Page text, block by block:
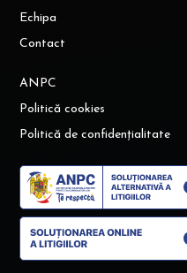
Echipa
Contact
ANPC
Politică cookies
Politică de confidențialitate